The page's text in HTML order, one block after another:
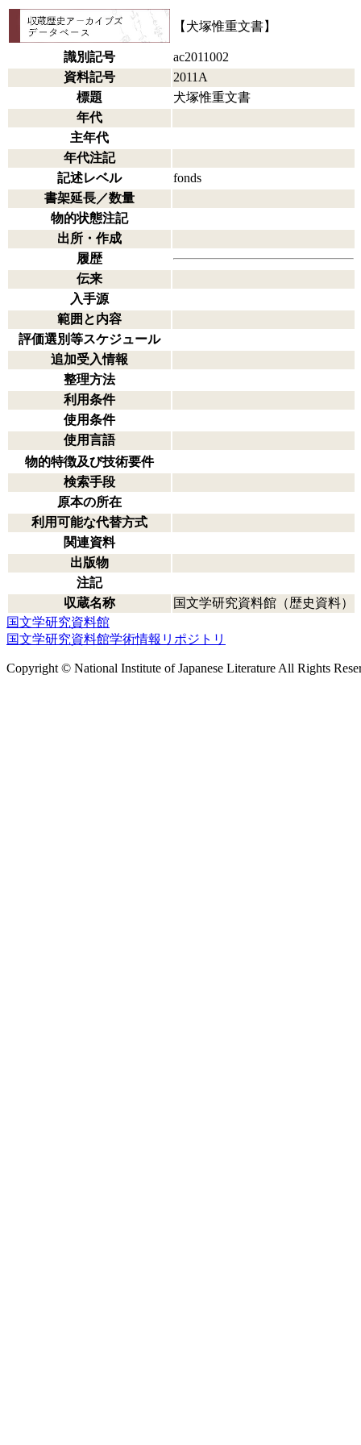
【犬塚惟重文書】
識別記号
ac2011002
資料記号
2011A
標題
犬塚惟重文書
年代
主年代
年代注記
記述レベル
fonds
書架延長／数量
物的状態注記
出所・作成
履歴
伝来
入手源
範囲と内容
評価選別等スケジュール
追加受入情報
整理方法
利用条件
使用条件
使用言語
物的特徴及び技術要件
検索手段
原本の所在
利用可能な代替方式
関連資料
出版物
注記
収蔵名称
国文学研究資料館（歴史資料）
国文学研究資料館
国文学研究資料館学術情報リポジトリ
Copyright © National Institute of Japanese Literature All Rights